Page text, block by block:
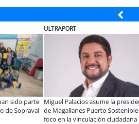
asume la presidencia
Puerto Sostenible con
vinculación ciudadana
Estudiantes de la
tecnología para
operación de